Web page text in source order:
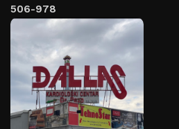
506-978